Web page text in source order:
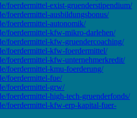
foerdermittel-exist-gruenderstipendium/
foerdermittel-ausbildungsbonus/
foerdermittel-autonomik/
foerdermittel-kfw-mikro-darlehen/
foerdermittel-kfw-gruendercoaching/
foerdermittel-kfw-foerdermittel/
foerdermittel-kfw-unternehmerkredit/
foerdermittel-kmu-foerderung/
foerdermittel-fue/
foerdermittel-grw/
foerdermittel-high-tech-gruenderfonds/
foerdermittel-kfw-erp-kapital-fuer-